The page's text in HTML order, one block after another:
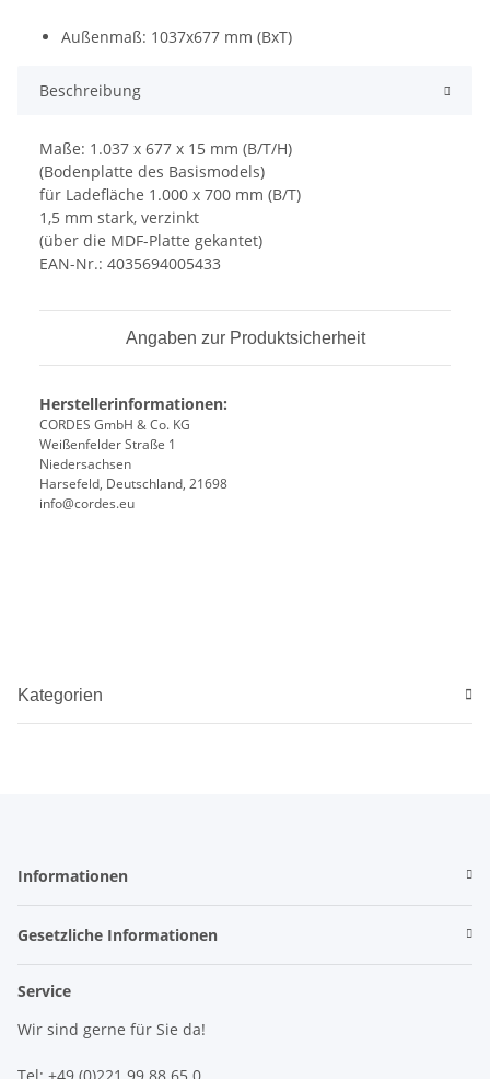
Außenmaß: 1037x677 mm (BxT)
Beschreibung
Maße: 1.037 x 677 x 15 mm (B/T/H)
(Bodenplatte des Basismodels)
für Ladefläche 1.000 x 700 mm (B/T)
1,5 mm stark, verzinkt
(über die MDF-Platte gekantet)
EAN-Nr.: 4035694005433
Angaben zur Produktsicherheit
Herstellerinformationen:
CORDES GmbH & Co. KG
Weißenfelder Straße 1
Niedersachsen
Harsefeld, Deutschland, 21698
info@cordes.eu
Kategorien
Informationen
Gesetzliche Informationen
Service
Wir sind gerne für Sie da!
Tel: +49 (0)221 99 88 65 0